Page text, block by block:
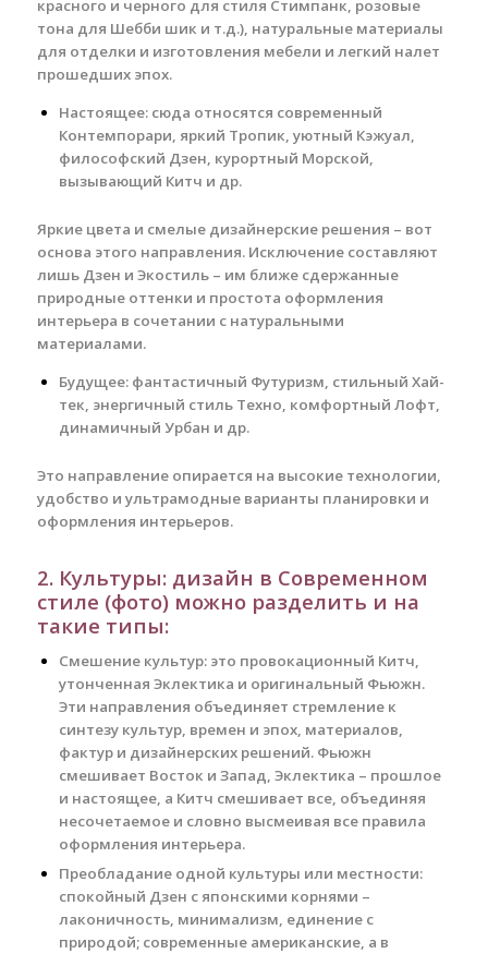
красного и черного для стиля Стимпанк, розовые
тона для Шебби шик и т.д.), натуральные материалы
для отделки и изготовления мебели и легкий налет
прошедших эпох.
Настоящее: сюда относятся современный
Контемпорари, яркий Тропик, уютный Кэжуал,
философский Дзен, курортный Морской,
вызывающий Китч и др.
Яркие цвета и смелые дизайнерские решения – вот
основа этого направления. Исключение составляют
лишь Дзен и Экостиль – им ближе сдержанные
природные оттенки и простота оформления
интерьера в сочетании с натуральными
материалами.
Будущее: фантастичный Футуризм, стильный Хай-
тек, энергичный стиль Техно, комфортный Лофт,
динамичный Урбан и др.
Это направление опирается на высокие технологии,
удобство и ультрамодные варианты планировки и
оформления интерьеров.
2. Культуры: дизайн в Современном
стиле (фото) можно разделить и на
такие типы:
Смешение культур: это провокационный Китч,
утонченная Эклектика и оригинальный Фьюжн.
Эти направления объединяет стремление к
синтезу культур, времен и эпох, материалов,
фактур и дизайнерских решений. Фьюжн
смешивает Восток и Запад, Эклектика – прошлое
и настоящее, а Китч смешивает все, объединяя
несочетаемое и словно высмеивая все правила
оформления интерьера.
Преобладание одной культуры или местности:
спокойный Дзен с японскими корнями –
лаконичность, минимализм, единение с
природой; современные американские, а в